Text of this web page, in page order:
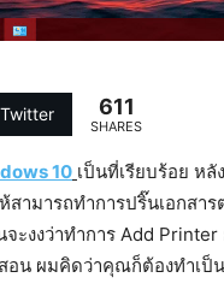
Twitter 611
SHARES
10 เป็นที่เรียบร้อย หลั
สามารถทำการปริ๊นเอกสา
ะงงว่าทำการ Add
น ผมคิดว่าคุณก็ต้องทำเป็